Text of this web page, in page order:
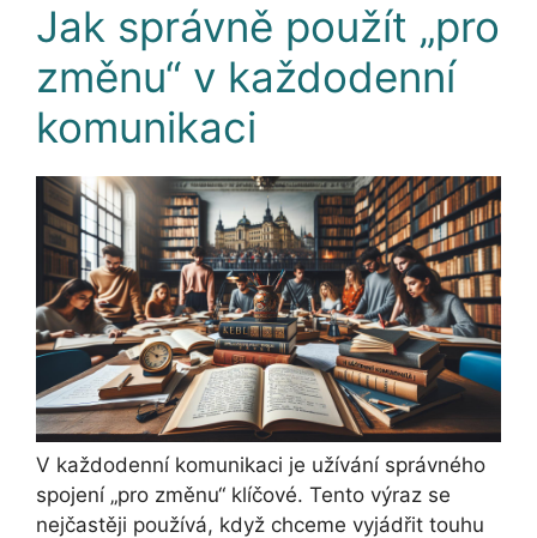
Jak správně použít „pro
změnu“ v každodenní
komunikaci
V každodenní komunikaci je užívání správného
spojení „pro změnu“ klíčové. Tento výraz se
nejčastěji používá, když chceme vyjádřit touhu